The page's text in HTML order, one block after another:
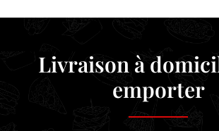
Livraison à
emporter